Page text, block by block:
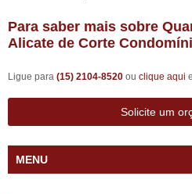
Para saber mais sobre
Alicate de Corte
Ligue para (15) 2104-8520 ou clique aqui
Solicite um
MENU